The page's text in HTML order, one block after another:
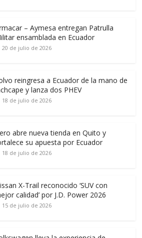
– Aymesa entregan Patrulla
ensamblada en Ecuador
20 de julio de 2026
reingresa a Ecuador de la mano de
y lanza dos PHEV
18 de julio de 2026
abre nueva tienda en Quito y
su apuesta por Ecuador
18 de julio de 2026
X-Trail reconocido ‘SUV con
calidad’ por J.D. Power 2026
15 de julio de 2026